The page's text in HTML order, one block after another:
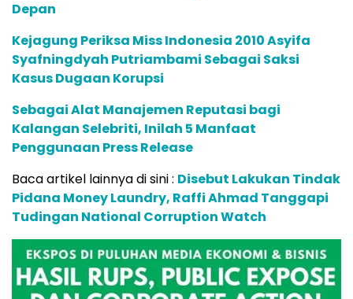
Depan
Kejagung Periksa Miss Indonesia 2010 Asyifa
Syafningdyah Putriambami Sebagai Saksi
Kasus Dugaan Korupsi
Sebagai Alat Manajemen Reputasi bagi
Kalangan Selebriti, Inilah 5 Manfaat
Penggunaan Press Release
Baca artikel lainnya di sini : Disebut Lakukan Tindak
Pidana Money Laundry, Raffi Ahmad Tanggapi
Tudingan National Corruption Watch